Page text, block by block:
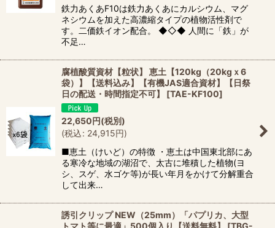
鉄力あくあF10は鉄力あくあにカルシウム、マグ
ネシウムを加えた高濃縮タイプの植物活性剤で
す。二価鉄イオン配合。 ◆◇◆ 人間に「鉄」が
不足…
腐植酸質資材【粒状】 恵土【120kg（20kgｘ6
袋）】【送料込み】【有機JAS適合資材】【日祭
日の配送・時間指定不可】
[TAE-KF100]
22,650円(税別)
(税込: 24,915円)
■恵土（けいど）の特徴 ・恵土は中国東北部にあ
る寒冷な地域の湖沼で、太古に堆積した植物(ヨ
シ、スゲ、水ゴケ等)が長い年月をかけて分解重合
して出来…
誘引クリップ NEW（25mm）「パプリカ、大型
トマト等に最適」500個入り【送料無料】
[TBG-